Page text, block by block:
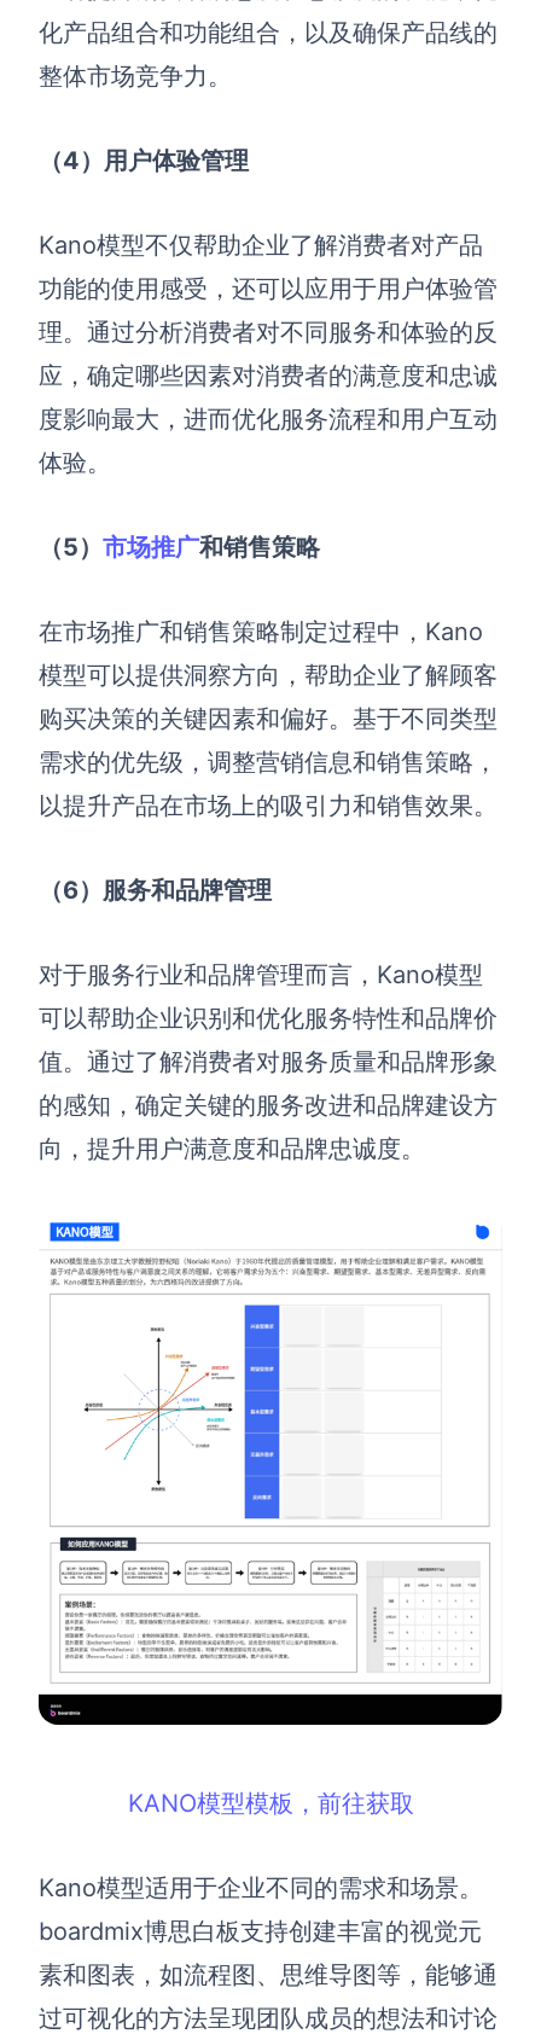
化产品组合和功能组合，以及确保产品线的
整体市场竞争力。
（4）用户体验管理
Kano模型不仅帮助企业了解消费者对产品
功能的使用感受，还可以应用于用户体验管
理。通过分析消费者对不同服务和体验的反
应，确定哪些因素对消费者的满意度和忠诚
度影响最大，进而优化服务流程和用户互动
体验。
（5） 市场推广和销售策略
在市场推广和销售策略制定过程中，Kano
模型可以提供洞察方向，帮助企业了解顾客
购买决策的关键因素和偏好。基于不同类型
需求的优先级，调整营销信息和销售策略，
以提升产品在市场上的吸引力和销售效果。
（6）服务和品牌管理
对于服务行业和品牌管理而言，Kano模型
可以帮助企业识别和优化服务特性和品牌价
值。通过了解消费者对服务质量和品牌形象
的感知，确定关键的服务改进和品牌建设方
向，提升用户满意度和品牌忠诚度。
KANO模型模板，前往获取
Kano模型适用于企业不同的需求和场景。
boardmix博思白板支持创建丰富的视觉元
素和图表，如流程图、思维导图等，能够通
过可视化的方法呈现团队成员的想法和讨论